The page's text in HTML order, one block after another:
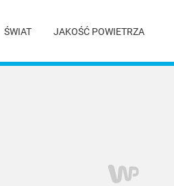
ŚWIAT JAKOŚĆ POWIETRZA